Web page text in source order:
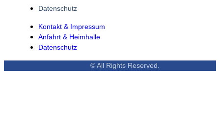
Datenschutz
Kontakt & Impressum
Anfahrt & Heimhalle
Datenschutz
© All Rights Reserved.